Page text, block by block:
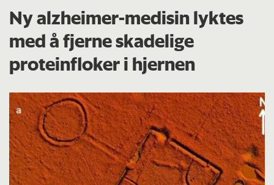
Ny alzheimer-medisin lyktes
med å fjerne skadelige
proteinfloker i hjernen